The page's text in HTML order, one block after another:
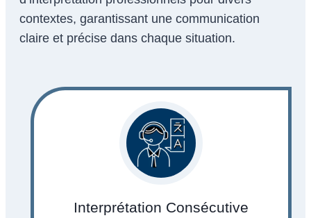
contextes, garantissant une communication
claire et précise dans chaque situation.
Interprétation Consécutive